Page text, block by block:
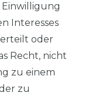
Interesses
oder
Recht, nicht
zu einem
zu